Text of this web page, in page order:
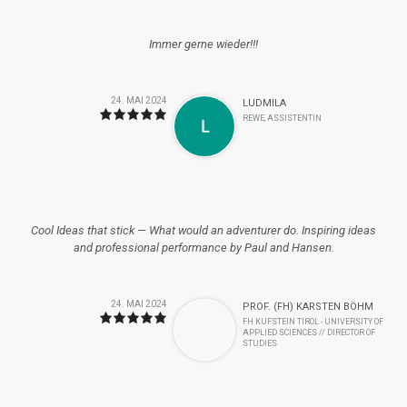
Immer gerne wieder!!!
LUDMILA
REWE, ASSISTENTIN
24. MAI 2024
Cool Ideas that stick — What would an adventurer do. Inspiring ideas
and professional performance by Paul and Hansen.
PROF. (FH) KARSTEN BÖHM
FH KUFSTEIN TIROL - UNIVERSITY OF
APPLIED SCIENCES // DIRECTOR OF
STUDIES
24. MAI 2024